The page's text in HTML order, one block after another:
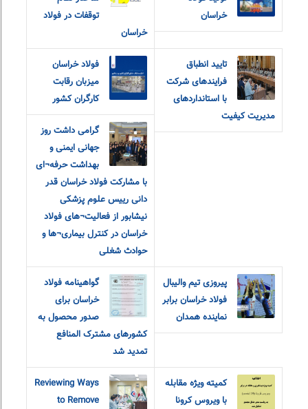
خراسان
توقفات در فولاد
خراسان
تایید انطباق
فرایندهای شرکت
با استانداردهای
مدیریت کیفیت
فولاد خراسان
میزبان رقابت
کارگران کشور
گرامی داشت روز
جهانی ایمنی و
بهداشت حرفه¬ای
با مشارکت فولاد خراسان قدر
دانی رییس علوم پزشکی
نیشابور از فعالیت¬های فولاد
خراسان در کنترل بیماری¬ها و
حوادث شغلی
پیروزی تیم والیبال
فولاد خراسان برابر
نماینده همدان
گواهینامه فولاد
خراسان برای
صدور محصول به
کشورهای مشترک المنافع
تمدید شد
کمیته ویژه مقابله
با ویروس کرونا
Reviewing Ways
to Remove